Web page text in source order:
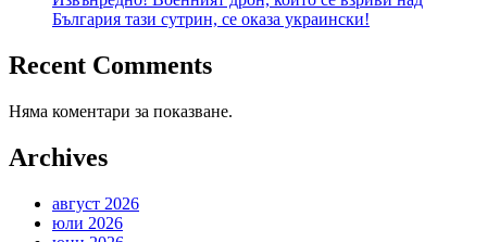
България тази сутрин, се оказа украински!
Recent Comments
Няма коментари за показване.
Archives
август 2026
юли 2026